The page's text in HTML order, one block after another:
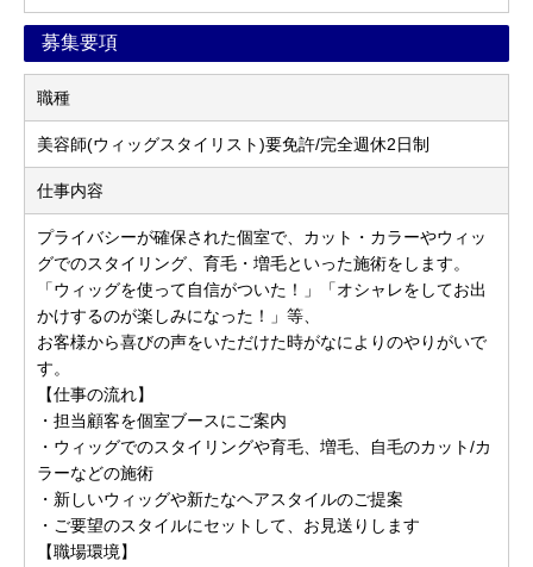
募集要項
職種
美容師(ウィッグスタイリスト)要免許/完全週休2日制
仕事内容
プライバシーが確保された個室で、カット・カラーやウィッ
グでのスタイリング、育毛・増毛といった施術をします。
「ウィッグを使って自信がついた！」「オシャレをしてお出
かけするのが楽しみになった！」等、
お客様から喜びの声をいただけた時がなによりのやりがいで
す。
【仕事の流れ】
・担当顧客を個室ブースにご案内
・ウィッグでのスタイリングや育毛、増毛、自毛のカット/カ
ラーなどの施術
・新しいウィッグや新たなヘアスタイルのご提案
・ご要望のスタイルにセットして、お見送りします
【職場環境】